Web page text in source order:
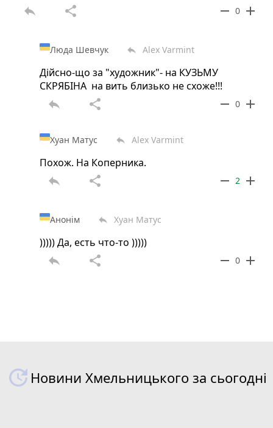
reply share remove 0 add
Люда Шевчук reply Alex Varmint
Дійсно-що за "художник"- на КУЗЬМУ
СКРЯБІНА на вить близько не схоже!!!
reply share remove 0 add
Хуан Матус reply Alex Varmint
Похож. На Коперника.
reply share remove 2 add
Анонім reply Хуан Матус
))))) Да, есть что-то )))))
reply share remove 0 add
Новини Хмельницького за сьогодні